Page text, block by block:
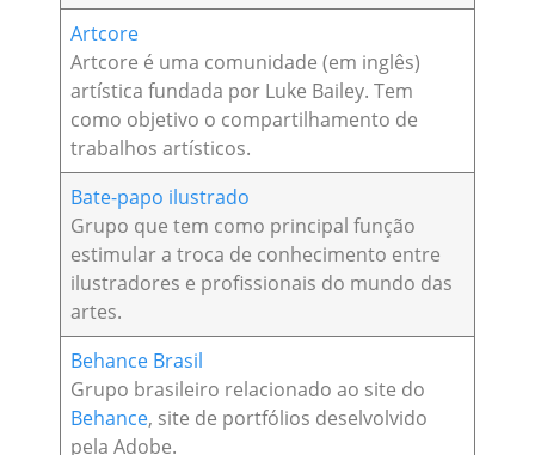
Artcore
Artcore é uma comunidade (em inglês)
artística fundada por Luke Bailey. Tem
como objetivo o compartilhamento de
trabalhos artísticos.
Bate-papo ilustrado
Grupo que tem como principal função
estimular a troca de conhecimento entre
ilustradores e profissionais do mundo das
artes.
Behance Brasil
Grupo brasileiro relacionado ao site do
Behance, site de portfólios deselvolvido
pela Adobe.